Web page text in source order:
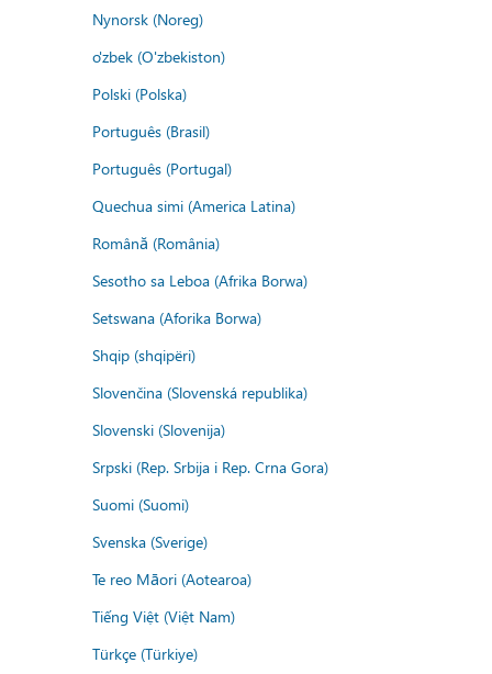
Nynorsk (Noreg)
o'zbek (O'zbekiston)
Polski (Polska)
Português (Brasil)
Português (Portugal)
Quechua simi (America Latina)
Română (România)
Sesotho sa Leboa (Afrika Borwa)
Setswana (Aforika Borwa)
Shqip (shqipëri)
Slovenčina (Slovenská republika)
Slovenski (Slovenija)
Srpski (Rep. Srbija i Rep. Crna Gora)
Suomi (Suomi)
Svenska (Sverige)
Te reo Māori (Aotearoa)
Tiếng Việt (Việt Nam)
Türkçe (Türkiye)